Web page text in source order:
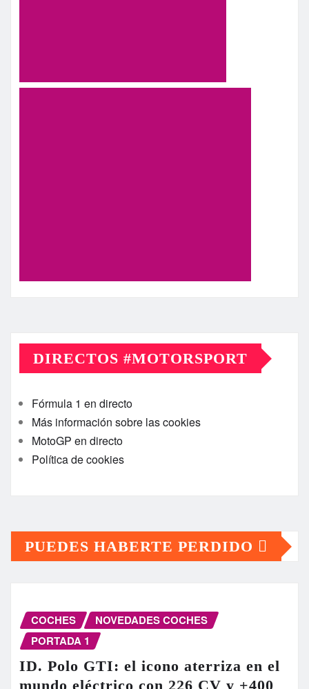
DIRECTOS #MOTORSPORT
Fórmula 1 en directo
Más información sobre las cookies
MotoGP en directo
Política de cookies
PUEDES HABERTE PERDIDO
COCHES
NOVEDADES COCHES
PORTADA 1
ID. Polo GTI: el icono aterriza en el
mundo eléctrico con 226 CV y +400